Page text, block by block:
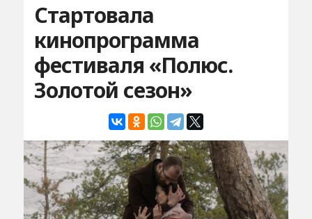
Стартовала
кинопрограмма
фестиваля «Полюс.
Золотой сезон»